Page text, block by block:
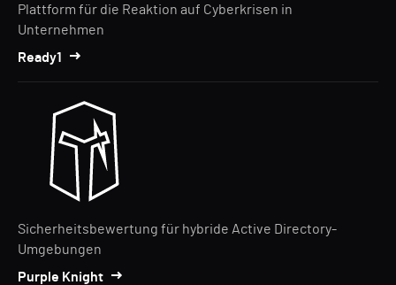
Plattform für die Reaktion auf Cyberkrisen in
Unternehmen
Ready1
Sicherheitsbewertung für hybride Active Directory-
Umgebungen
Purple Knight